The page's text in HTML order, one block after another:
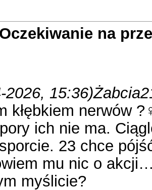
na
2026, 15:36)
kłębkiem nerwów
ich nie ma.
23 chce
mu nic o
myślicie?